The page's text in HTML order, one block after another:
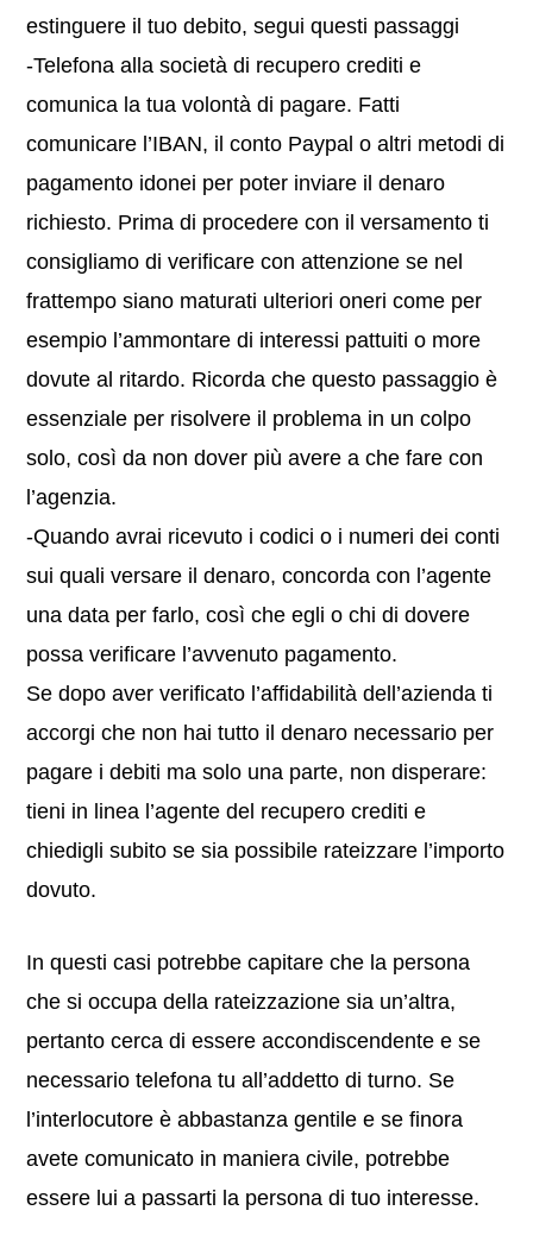
estinguere il tuo debito, segui questi passaggi
-Telefona alla società di recupero crediti e
comunica la tua volontà di pagare. Fatti
comunicare l’IBAN, il conto Paypal o altri metodi di
pagamento idonei per poter inviare il denaro
richiesto. Prima di procedere con il versamento ti
consigliamo di verificare con attenzione se nel
frattempo siano maturati ulteriori oneri come per
esempio l’ammontare di interessi pattuiti o more
dovute al ritardo. Ricorda che questo passaggio è
essenziale per risolvere il problema in un colpo
solo, così da non dover più avere a che fare con
l’agenzia.
-Quando avrai ricevuto i codici o i numeri dei conti
sui quali versare il denaro, concorda con l’agente
una data per farlo, così che egli o chi di dovere
possa verificare l’avvenuto pagamento.
Se dopo aver verificato l’affidabilità dell’azienda ti
accorgi che non hai tutto il denaro necessario per
pagare i debiti ma solo una parte, non disperare:
tieni in linea l’agente del recupero crediti e
chiedigli subito se sia possibile rateizzare l’importo
dovuto.
In questi casi potrebbe capitare che la persona
che si occupa della rateizzazione sia un’altra,
pertanto cerca di essere accondiscendente e se
necessario telefona tu all’addetto di turno. Se
l’interlocutore è abbastanza gentile e se finora
avete comunicato in maniera civile, potrebbe
essere lui a passarti la persona di tuo interesse.